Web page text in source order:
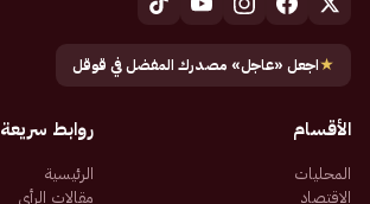
★اجعل «عاجل» مصدرك المفضل في قوقل
الأقسام
المحليات
الاقتصاد
روابط سريعة
الرئيسية
مقالات الرأي